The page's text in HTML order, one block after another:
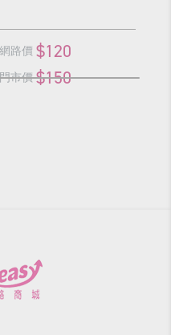
網路價 $120
門市價 $150